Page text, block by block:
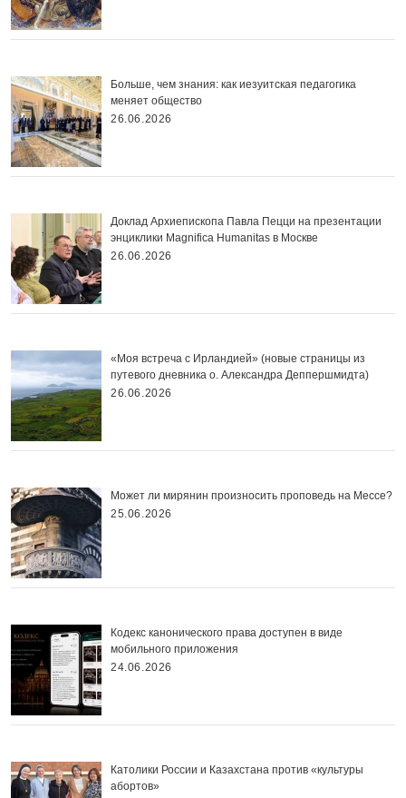
Больше, чем знания: как иезуитская педагогика
меняет общество
26.06.2026
Доклад Архиепископа Павла Пецци на презентации
энциклики Magnifica Нumanitas в Москве
26.06.2026
«Моя встреча с Ирландией» (новые страницы из
путевого дневника о. Александра Деппершмидта)
26.06.2026
Может ли мирянин произносить проповедь на Мессе?
25.06.2026
Кодекс канонического права доступен в виде
мобильного приложения
24.06.2026
Католики России и Казахстана против «культуры
абортов»